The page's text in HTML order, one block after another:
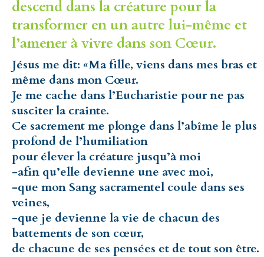
descend dans la créature pour la
transformer en un autre lui-même et
l’amener à vivre dans son Cœur.
Jésus me dit: «Ma fille, viens dans mes bras et
même dans mon Cœur.
Je me cache dans l’Eucharistie pour ne pas
susciter la crainte.
Ce sacrement me plonge dans l’abîme le plus
profond de l’humiliation
pour élever la créature jusqu’à moi
-afin qu’elle devienne une avec moi,
-que mon Sang sacramentel coule dans ses
veines,
-que je devienne la vie de chacun des
battements de son cœur,
de chacune de ses pensées et de tout son être.